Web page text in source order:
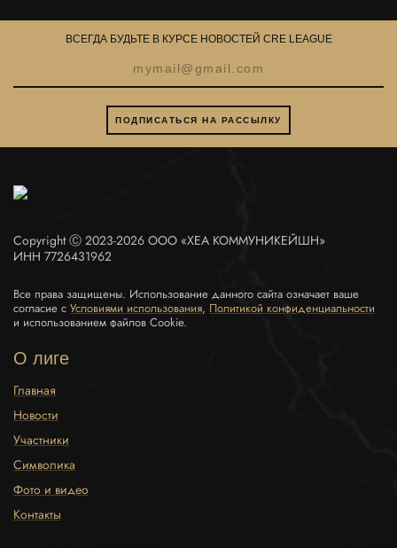
ВСЕГДА БУДЬТЕ В КУРСЕ НОВОСТЕЙ CRE LEAGUE
ПОДПИСАТЬСЯ НА РАССЫЛКУ
Copyright Ⓒ 2023-2026 ООО «ХЕА КОММУНИКЕЙШН»
ИНН 7726431962
Все права защищены. Использование данного сайта означает ваше
согласие с Условиями использования, Политикой конфиденциальности
и использованием файлов Сookie.
О лиге
Главная
Новости
Участники
Символика
Фото и видео
Контакты